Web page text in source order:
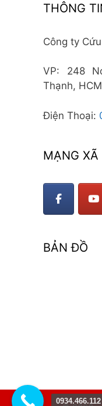
THÔNG
Công ty
VP: 248
Thạnh, HCM
Điện Thoại:
MẠNG XÃ
BẢN ĐỒ
0934.466.112